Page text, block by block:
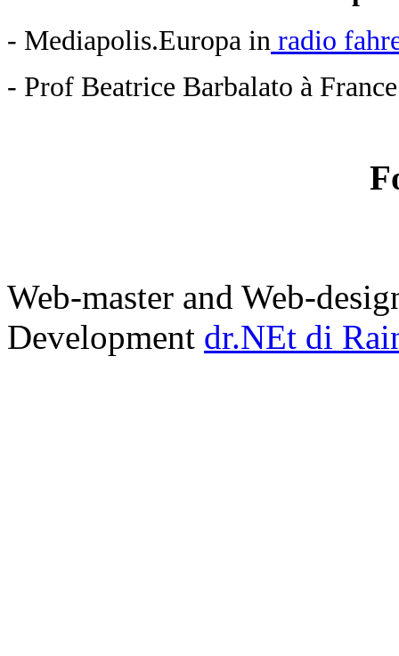
- Mediapolis.Europa in radio
- Prof Beatrice Barbalato à
Web-master and Web-
Development dr.NEt di